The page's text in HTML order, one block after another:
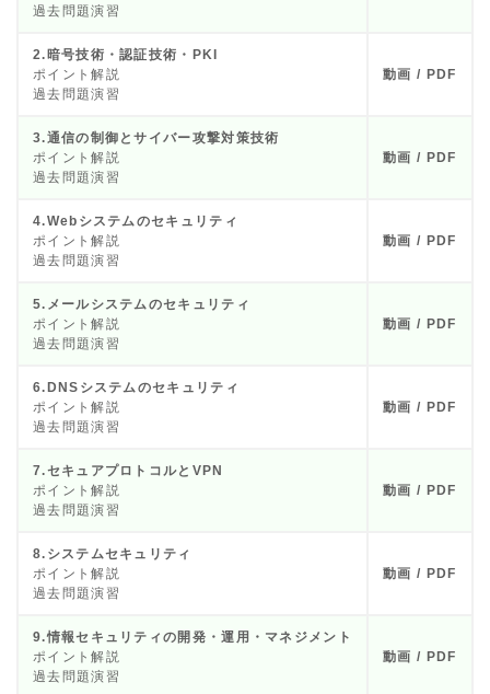
過去問題演習
2.暗号技術・認証技術・PKI
ポイント解説
過去問題演習
動画 / PDF
3.通信の制御とサイバー攻撃対策技術
ポイント解説
過去問題演習
動画 / PDF
4.Webシステムのセキュリティ
ポイント解説
過去問題演習
動画 / PDF
5.メールシステムのセキュリティ
ポイント解説
過去問題演習
動画 / PDF
6.DNSシステムのセキュリティ
ポイント解説
過去問題演習
動画 / PDF
7.セキュアプロトコルとVPN
ポイント解説
過去問題演習
動画 / PDF
8.システムセキュリティ
ポイント解説
過去問題演習
動画 / PDF
9.情報セキュリティの開発・運用・マネジメント
ポイント解説
過去問題演習
動画 / PDF